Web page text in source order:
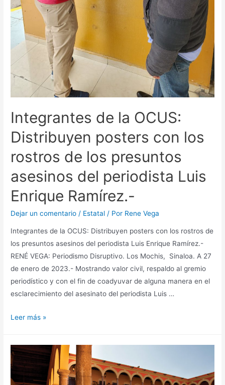
Integrantes de la OCUS:
Distribuyen posters con los
rostros de los presuntos
asesinos del periodista Luis
Enrique Ramírez.-
Dejar un comentario / Estatal / Por Rene Vega
Integrantes de la OCUS: Distribuyen posters con los rostros de
los presuntos asesinos del periodista Luis Enrique Ramírez.-
RENÉ VEGA: Periodismo Disruptivo. Los Mochis, Sinaloa. A 27
de enero de 2023.- Mostrando valor civil, respaldo al gremio
periodístico y con el fin de coadyuvar de alguna manera en el
esclarecimiento del asesinato del periodista Luis …
Leer más »